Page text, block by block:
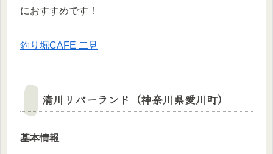
におすすめです！
釣り堀CAFE 二見
清川リバーランド（神奈川県愛川町）
基本情報